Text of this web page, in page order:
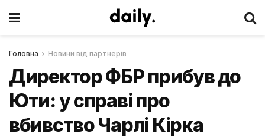
Головна Новини від партнерів
Директор ФБР прибув до
Юти: у справі про
вбивство Чарлі Кірка